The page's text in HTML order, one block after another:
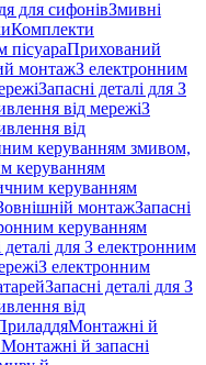
для сифонівЗмивні
Комплекти
пісуараПрихований
монтажЗ електронним
Запасні деталі для З
від мережіЗ
від
керуванням змивом,
керуванням
керуванням
монтажЗапасні
керуванням
деталі для З електронним
З електронним
Запасні деталі для З
від
Монтажні й
Монтажні й запасні